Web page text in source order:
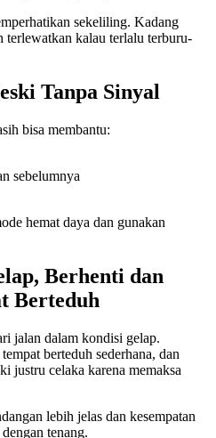
sekeliling. Kadang
terlewatkan kalau terlalu terburu-
Tanpa Sinyal
bisa membantu:
sebelumnya
hemat daya dan gunakan
Berhenti dan
Berteduh
jalan dalam kondisi gelap.
berteduh sederhana, dan
justru celaka karena memaksa
lebih jelas dan kesempatan
tenang.